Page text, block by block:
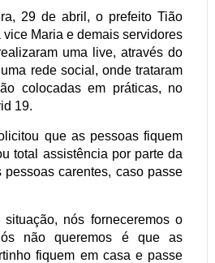
29 de abril, o prefeito Tião
vice Maria e demais servidores
uma live, através do
rede social, onde trataram
colocadas em práticas, no
19.
que as pessoas fiquem
total assistência por parte da
carentes, caso passe
nós forneceremos o
não queremos é que as
fiquem em casa e passe